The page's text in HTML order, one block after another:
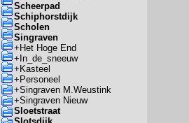
Scheerpad
Schiphorstdijk
Scholen
Singraven
+ Het Hoge End
+ In_de_sneeuw
+ Kasteel
+ Personeel
+Singraven M.Weustink
+Singraven Nieuw
Sloetstraat